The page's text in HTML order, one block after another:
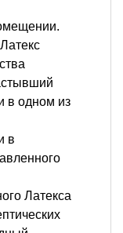
в одном из
в
Латекса